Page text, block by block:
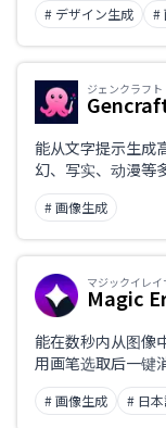
# デザイン生成 #
ジェンクラフト
能从文字提示生成
幻、写实、动漫等
# 画像生成
マジックイレイ
Magic
能在数秒内从图像
用画笔选取后一键
# 画像生成 # 日